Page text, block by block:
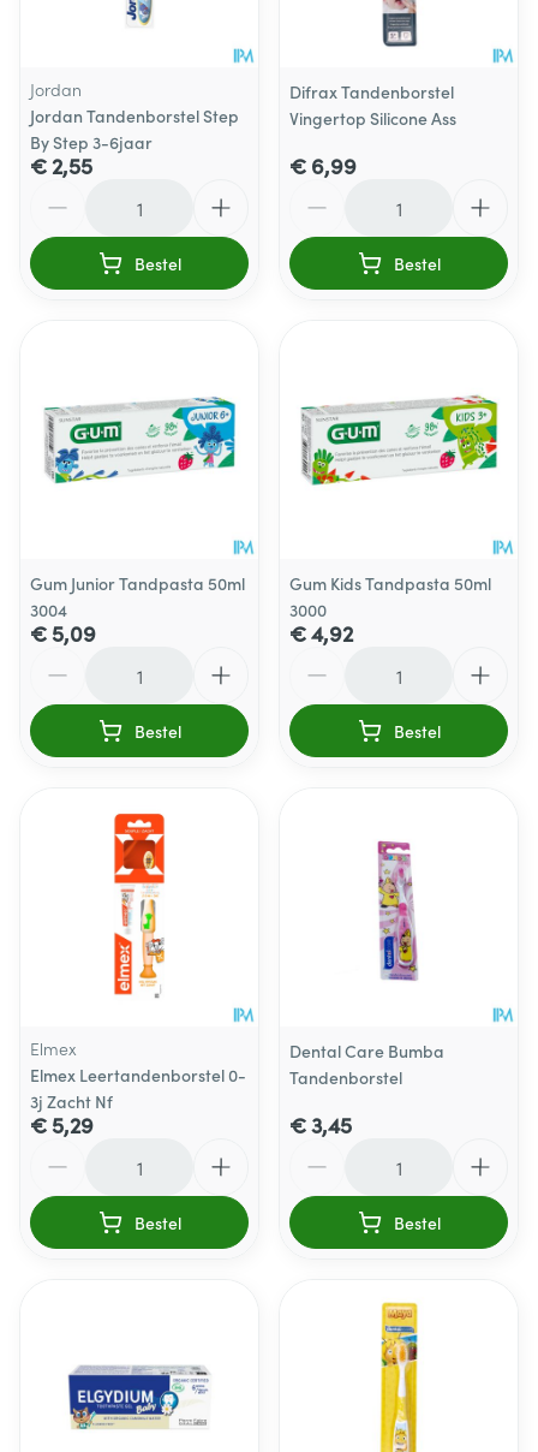
Jordan
Jordan Tandenborstel Step
By Step 3-6jaar
€ 2,55
Bestel
Difrax Tandenborstel
Vingertop Silicone Ass
€ 6,99
Bestel
Gum Junior Tandpasta 50ml
3004
€ 5,09
Bestel
Gum Kids Tandpasta 50ml
3000
€ 4,92
Bestel
Elmex
Elmex Leertandenborstel 0-
3j Zacht Nf
€ 5,29
Bestel
Dental Care Bumba
Tandenborstel
€ 3,45
Bestel